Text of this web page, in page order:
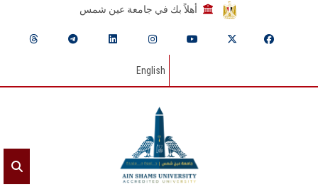
أهلاً بك في جامعة عين شمس
English